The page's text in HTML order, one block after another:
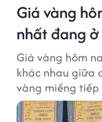
Giá vàng
nhất đang ở
Giá vàng hôm
khác nhau giữa
vàng miếng